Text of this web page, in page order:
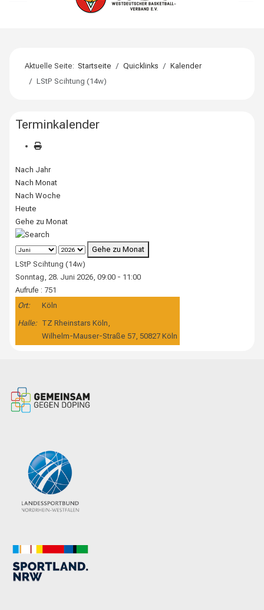
Aktuelle Seite:Startseite Quicklinks
Kalender
LStP Scihtung (14w)
Terminkalender
Nach Jahr
Nach Monat
Nach Woche
Heute
Gehe zu Monat
Gehe zu Monat
LStP Scihtung (14w)
Sonntag, 28. Juni 2026, 09:00 - 11:00
Aufrufe : 751
Ort:
Köln
Halle: TZ Rheinstars Köln,
Wilhelm-Mauser-Straße 57, 50827 Köln